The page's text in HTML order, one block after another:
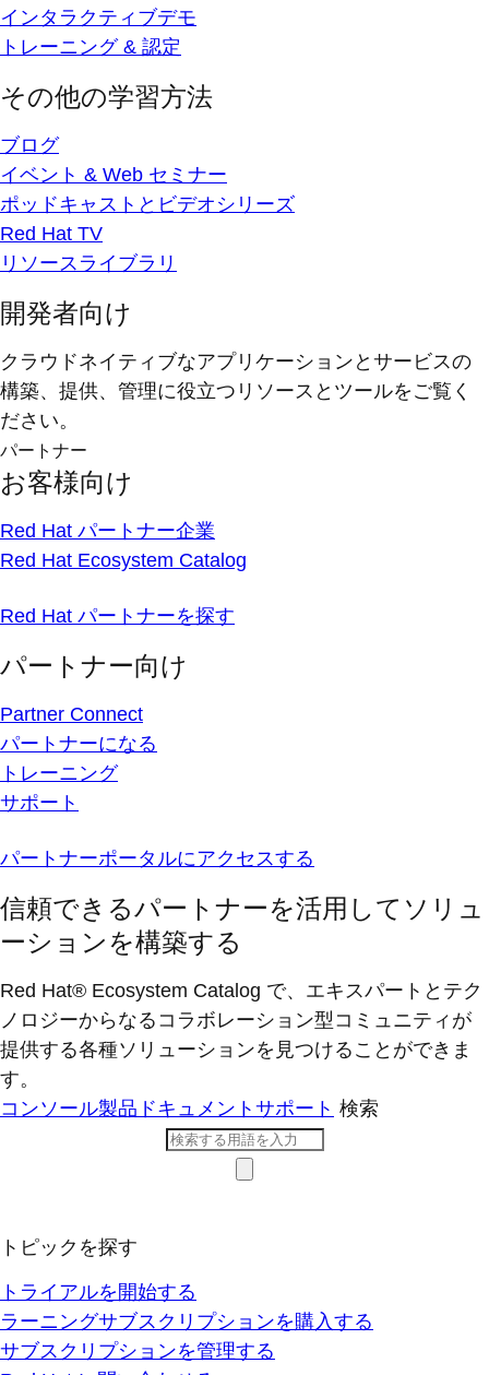
インタラクティブデモ
トレーニング & 認定
その他の学習方法
ブログ
イベント & Web セミナー
ポッドキャストとビデオシリーズ
Red Hat TV
リソースライブラリ
開発者向け
クラウドネイティブなアプリケーションとサービスの
構築、提供、管理に役立つリソースとツールをご覧く
ださい。
パートナー
お客様向け
Red Hat パートナー企業
Red Hat Ecosystem Catalog
Red Hat パートナーを探す
パートナー向け
Partner Connect
パートナーになる
トレーニング
サポート
パートナーポータルにアクセスする
信頼できるパートナーを活用してソリュ
ーションを構築する
Red Hat® Ecosystem Catalog で、エキスパートとテク
ノロジーからなるコラボレーション型コミ​ュニティが
提供する各種ソリューションを見つけることができま
す。
コンソール製品ドキュメント サポート 検索
トピックを探す
トライアルを開始する
ラーニングサブスクリプションを購入する
サブスクリプションを管理する